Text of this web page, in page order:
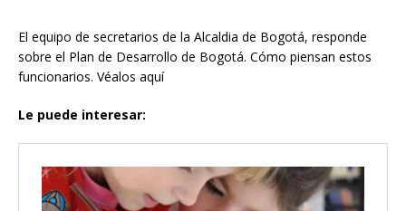
El equipo de secretarios de la Alcaldia de Bogotá, responde
sobre el Plan de Desarrollo de Bogotá. Cómo piensan estos
funcionarios. Véalos aquí
Le puede interesar: